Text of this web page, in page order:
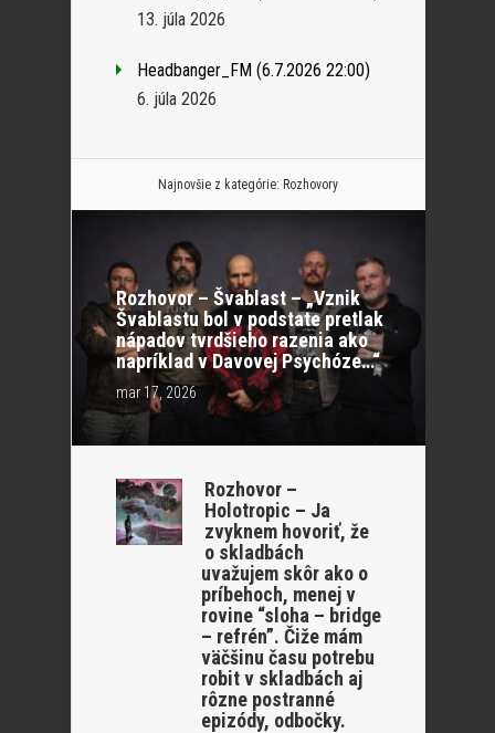
13. júla 2026
Headbanger_FM (6.7.2026 22:00)
6. júla 2026
Najnovšie z kategórie: Rozhovory
Rozhovor – Švablast – „Vznik
Švablastu bol v podstate pretlak
nápadov tvrdšieho razenia ako
napríklad v Davovej Psychóze…“
mar 17, 2026
Rozhovor –
Holotropic – Ja
zvyknem hovoriť, že
o skladbách
uvažujem skôr ako o
príbehoch, menej v
rovine “sloha – bridge
– refrén”. Čiže mám
väčšinu času potrebu
robit v skladbách aj
rôzne postranné
epizódy, odbočky.